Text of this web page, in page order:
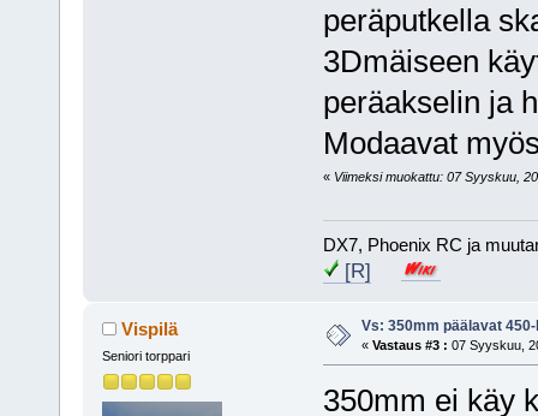
peräputkella
3Dmäiseen
peräakselin ja
Modaavat
« Viimeksi muokattu: 07 Syyskuu,
DX7, Phoenix RC ja
[R]
Vispilä
Seniori torppari
Vs: 350mm päälavat
« Vastaus #3 : 07 Syyskuu,
350mm ei käy